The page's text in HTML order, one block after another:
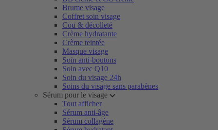
Brume visage
Coffret soin visage
Cou & décolleté
Crème hydratante
Crème teintée
Masque visage
Soin anti-boutons
Soin avec Q10
Soin du visage 24h
Soins du visage sans parabènes
Sérum pour le visage
Tout afficher
Sérum anti-âge
Sérum collagène